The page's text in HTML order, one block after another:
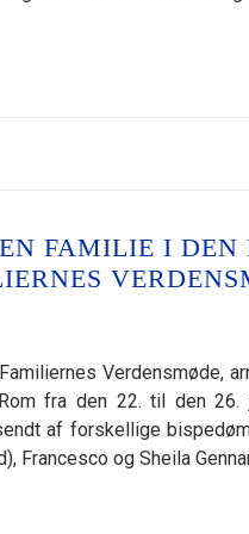
FAMILIE I
Verdensmøde,
fra den 22. til den 26.
af forskellige
Francesco og Sheila